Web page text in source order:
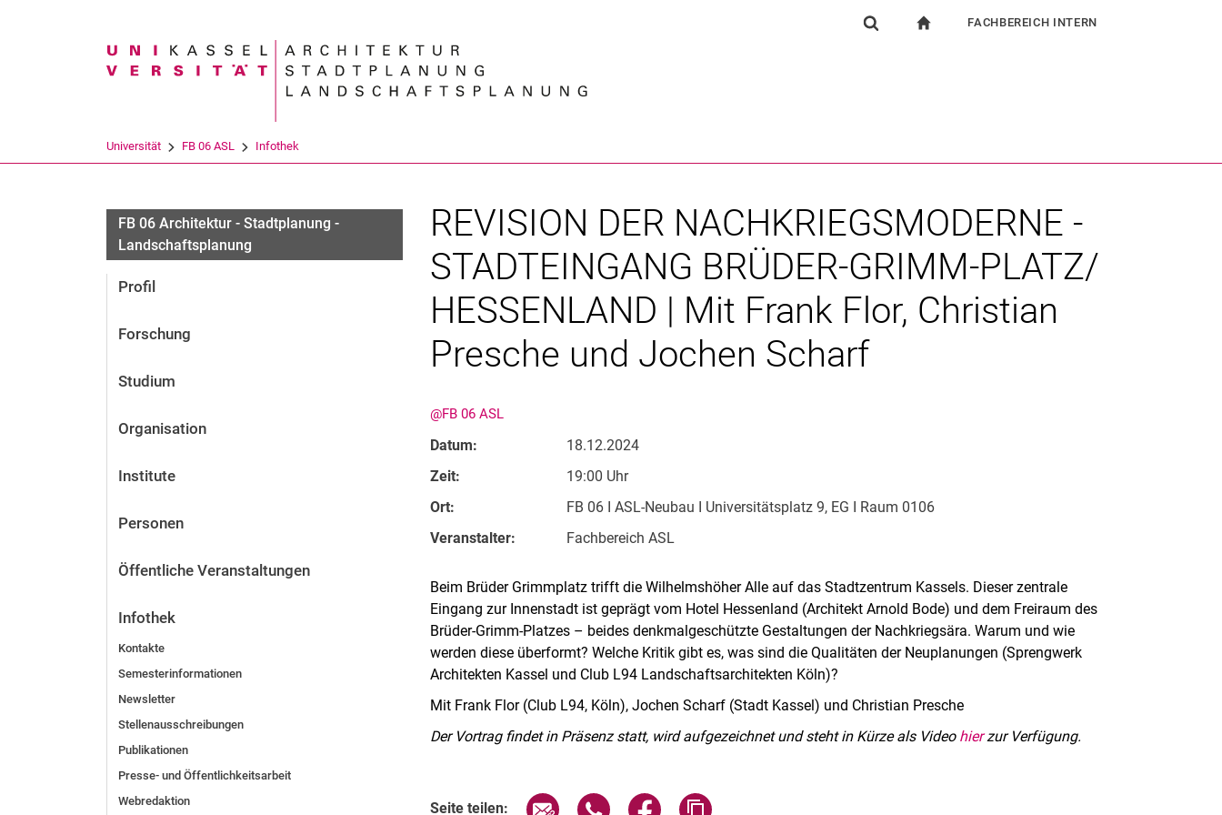
Suchbegriff
FACHBEREICH INTERN
Universität FB 06 ASL Infothek
FB 06 Architektur - Stadtplanung -
Landschaftsplanung
Profil
Forschung
Studium
Organisation
Institute
Personen
Öffentliche Veranstaltungen
Infothek
Kontakte
Semesterinformationen
Newsletter
Stellenausschreibungen
Publikationen
Presse- und Öffentlichkeitsarbeit
Webredaktion
REVISION DER NACHKRIEGSMODERNE -
STADTEINGANG BRÜDER-GRIMM-PLATZ/
HESSENLAND | Mit Frank Flor, Christian
Presche und Jochen Scharf
@FB 06 ASL
Datum:
18.12.2024
Zeit:
19:00 Uhr
Ort:
FB 06 I ASL-Neubau I Universitätsplatz 9, EG I Raum 0106
Veranstalter:
Fachbereich ASL
Beim Brüder Grimmplatz trifft die Wilhelmshöher Alle auf das Stadtzentrum Kassels. Dieser zentrale
Eingang zur Innenstadt ist geprägt vom Hotel Hessenland (Architekt Arnold Bode) und dem Freiraum des
Brüder-Grimm-Platzes – beides denkmalgeschützte Gestaltungen der Nachkriegsära. Warum und wie
werden diese überformt? Welche Kritik gibt es, was sind die Qualitäten der Neuplanungen (Sprengwerk
Architekten Kassel und Club L94 Landschaftsarchitekten Köln)?
Mit Frank Flor (Club L94, Köln), Jochen Scharf (Stadt Kassel) und Christian Presche
Der Vortrag findet in Präsenz statt, wird aufgezeichnet und steht in Kürze als Video hierzur Verfügung.
Seite teilen: Seite über E-Mail teilen
Seite über WhatsApp teilen (externer Link, öffnet neues Fenster)
Seite über Facebook teilen (externer Link, öffnet neues Fenster)